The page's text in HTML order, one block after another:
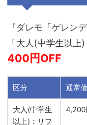
『ダレモ「ゲレン
「大人(中学生以
400円OFF
区分 通常
大人(中学生
以上)：リフ
4,200